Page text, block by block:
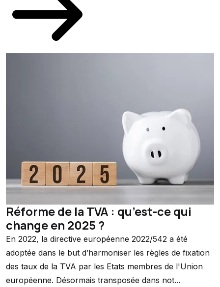
Réforme de la TVA : qu’est-ce qui
change en 2025 ?
En 2022, la directive européenne 2022/542 a été
adoptée dans le but d’harmoniser les règles de fixation
des taux de la TVA par les Etats membres de l'Union
européenne. Désormais transposée dans not...